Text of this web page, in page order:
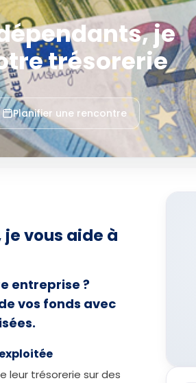
je
trésorerie
Planifier une rencontre
vous aide à
entreprise ?
vos fonds avec
leur trésorerie sur des